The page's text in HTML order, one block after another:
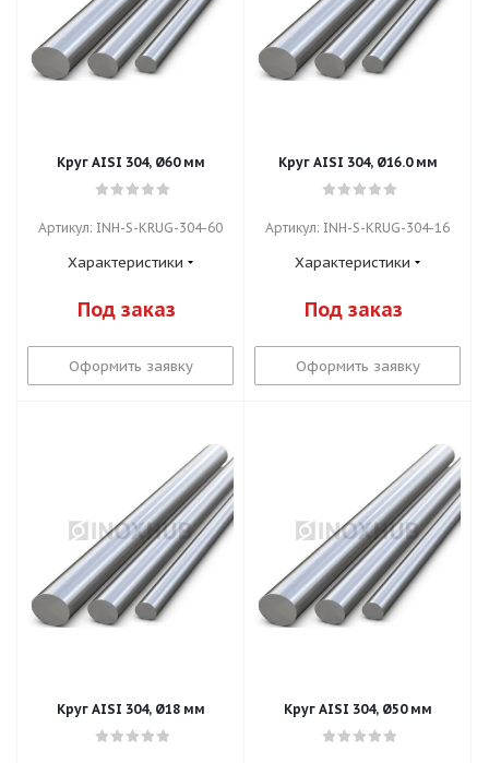
Круг AISI 304, Ø60 мм
Артикул: INH-S-KRUG-304-60
Характеристики
Под заказ
Оформить заявку
Круг AISI 304, Ø16.0 мм
Артикул: INH-S-KRUG-304-16
Характеристики
Под заказ
Оформить заявку
Круг AISI 304, Ø18 мм Круг AISI 304, Ø50 мм